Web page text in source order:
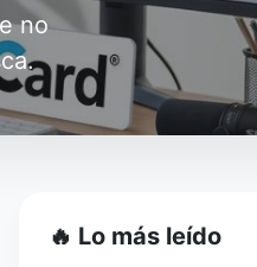
no
🔥 Lo más leído